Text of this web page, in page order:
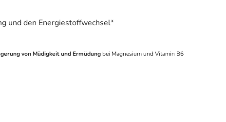
und den Energiestoffwechsel*
von Müdigkeit und Ermüdung bei Magnesium und Vitamin B6